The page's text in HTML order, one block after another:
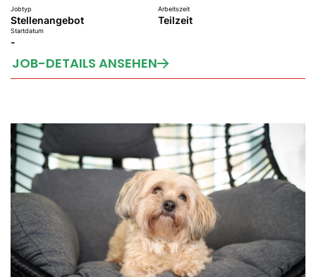
Jobtyp
Stellenangebot
Arbeitszeit
Teilzeit
Startdatum
-
JOB-DETAILS ANSEHEN